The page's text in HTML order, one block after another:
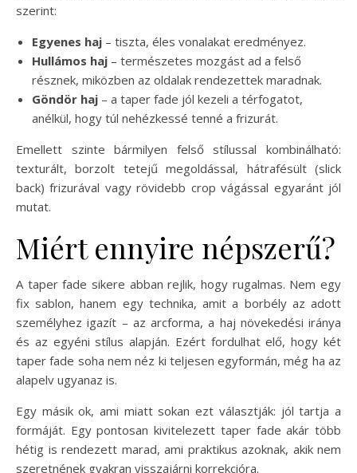
szerint:
Egyenes haj – tiszta, éles vonalakat eredményez.
Hullámos haj – természetes mozgást ad a felső
résznek, miközben az oldalak rendezettek maradnak.
Göndör haj – a taper fade jól kezeli a térfogatot,
anélkül, hogy túl nehézkessé tenné a frizurát.
Emellett szinte bármilyen felső stílussal kombinálható:
texturált, borzolt tetejű megoldással, hátrafésült (slick
back) frizurával vagy rövidebb crop vágással egyaránt jól
mutat.
Miért ennyire népszerű?
A taper fade sikere abban rejlik, hogy rugalmas. Nem egy
fix sablon, hanem egy technika, amit a borbély az adott
személyhez igazít – az arcforma, a haj növekedési iránya
és az egyéni stílus alapján. Ezért fordulhat elő, hogy két
taper fade soha nem néz ki teljesen egyformán, még ha az
alapelv ugyanaz is.
Egy másik ok, ami miatt sokan ezt választják: jól tartja a
formáját. Egy pontosan kivitelezett taper fade akár több
hétig is rendezett marad, ami praktikus azoknak, akik nem
szeretnének gyakran visszajárni korrekcióra.